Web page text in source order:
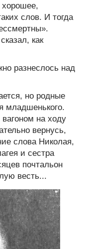
хорошее,
слов. И тогда
как
разнеслось над
но родные
младшенького.
на ходу
вернусь,
слова Николая,
и сестра
почтальон
весть...